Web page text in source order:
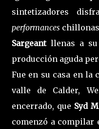
sintetizadores
performances
Sargeantllenas a su
producción aguda
Fue en su casa en la
valle de Calder,
encerrado, que Syd
comenzó a compilar